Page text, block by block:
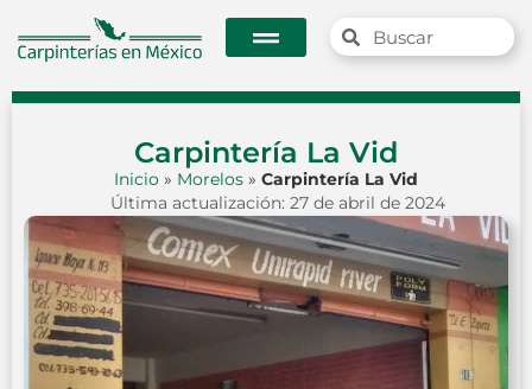
Carpintería La Vid
Inicio » Morelos » Carpintería La Vid
Última actualización: 27 de abril de 2024